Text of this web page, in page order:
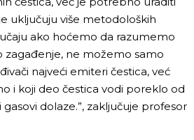
uključuju više metodoloških
ako hoćemo da razumemo
zagađenje, ne možemo samo
najveći emiteri čestica, već
i koji deo čestica vodi poreklo od
dolaze.”, zaključuje profesor